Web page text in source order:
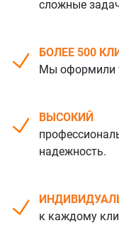
сложные
БОЛЕЕ 500
Мы оформили
ВЫСОКИЙ
надежность.
к каждому